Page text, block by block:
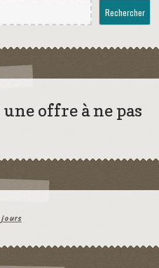
Rechercher
offre à ne pas